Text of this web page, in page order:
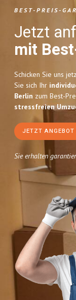
BEST-PREIS-
Jetzt
mit
Schicken Sie uns
Sie sich Ihr
Berlin zum Best-
stressfreien
JETZT ANGEBOT
Sie erhalten